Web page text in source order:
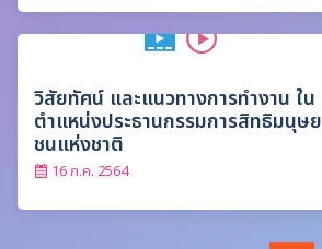
วิสัยทัศน์ และแนวทางการทำงาน ใน
ตำแหน่งประธานกรรมการสิทธิมนุษย
ชนแห่งชาติ
16 ก.ค. 2564